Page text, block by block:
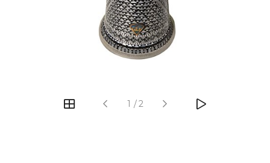
1 /2